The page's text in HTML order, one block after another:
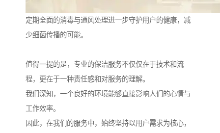
定期全面的消毒与通风处理进一步守护用户的健康，减
少细菌传播的可能。
值得一提的是，专业的保洁服务不仅仅在于技术和流
程，更在于一种责任感和对服务的理解。
我们深知，一个良好的环境能够直接影响人们的心情与
工作效率。
因此，在我们的服务中，始终坚持以用户需求为核心，